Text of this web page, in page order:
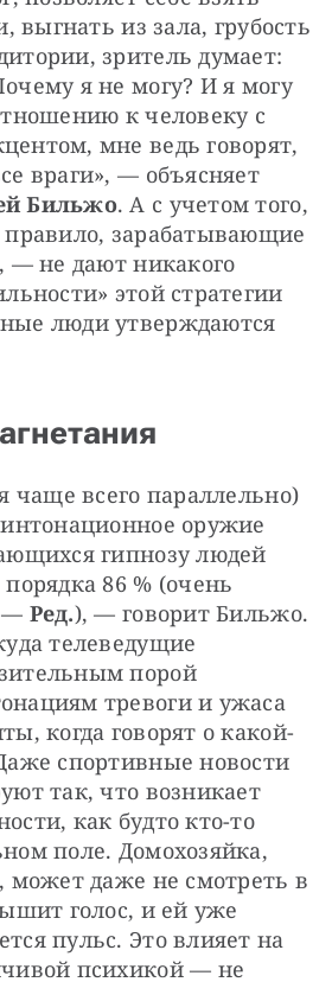
выгнать из зала, грубость
зритель думает:
я не могу? И я могу
к человеку с
мне ведь говорят,
Бильжо. А с учетом того,
зарабатывающие
— не дают никакого
этой стратегии
люди утверждаются
чаще всего параллельно)
оружие
гипнозу людей
86 % (очень
— Ред.), — говорит Бильжо.
телеведущие
порой
тревоги и ужаса
когда говорят о какой-
спортивные новости
так, что возникает
как будто кто-то
поле. Домохозяйка,
может даже не смотреть в
голос, и ей уже
пульс. Это влияет на
психикой — не